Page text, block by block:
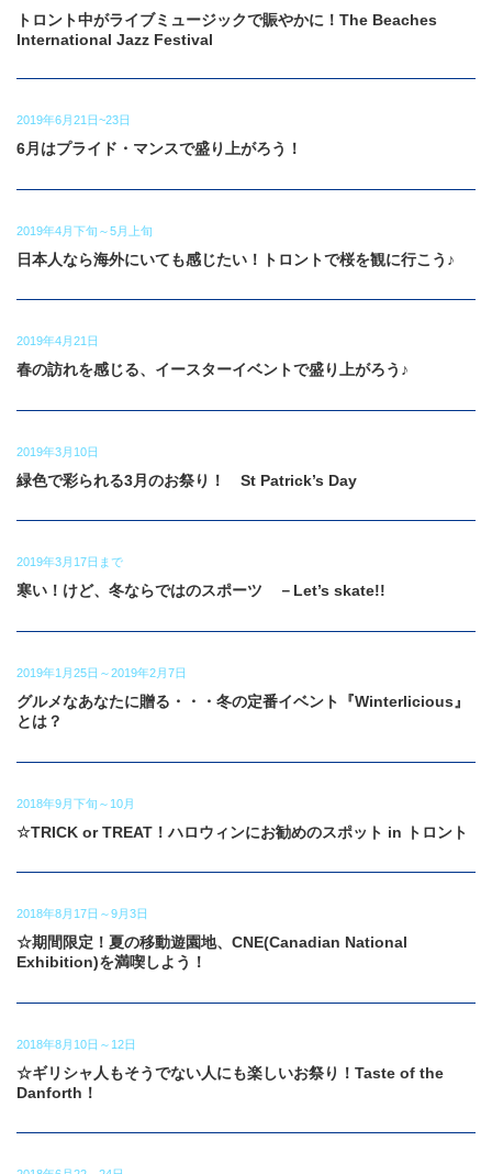
トロント中がライブミュージックで賑やかに！The Beaches
International Jazz Festival
2019年6月21日~23日
6月はプライド・マンスで盛り上がろう！
2019年4月下旬～5月上旬
日本人なら海外にいても感じたい！トロントで桜を観に行こう♪
2019年4月21日
春の訪れを感じる、イースターイベントで盛り上がろう♪
2019年3月10日
緑色で彩られる3月のお祭り！ St Patrick’s Day
2019年3月17日まで
寒い！けど、冬ならではのスポーツ －Let’s skate!!
2019年1月25日～2019年2月7日
グルメなあなたに贈る・・・冬の定番イベント『Winterlicious』
とは？
2018年9月下旬～10月
☆TRICK or TREAT！ハロウィンにお勧めのスポット in トロント
2018年8月17日～9月3日
☆期間限定！夏の移動遊園地、CNE(Canadian National
Exhibition)を満喫しよう！
2018年8月10日～12日
☆ギリシャ人もそうでない人にも楽しいお祭り！Taste of the
Danforth！